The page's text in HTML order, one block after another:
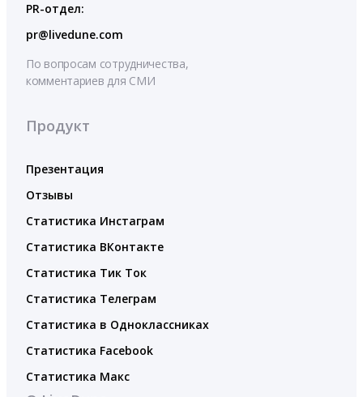
PR-отдел:
pr@livedune.com
По вопросам сотрудничества,
комментариев для СМИ
Продукт
Презентация
Отзывы
Статистика Инстаграм
Статистика ВКонтакте
Статистика Тик Ток
Статистика Телеграм
Статистика в Одноклассниках
Статистика Facebook
Статистика Макс